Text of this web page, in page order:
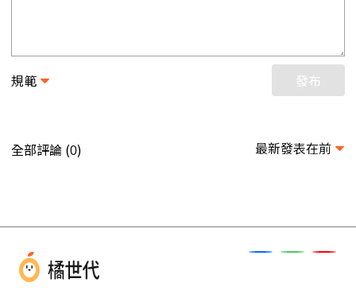
規範 發布
全部評論 (0) 最新發表在前